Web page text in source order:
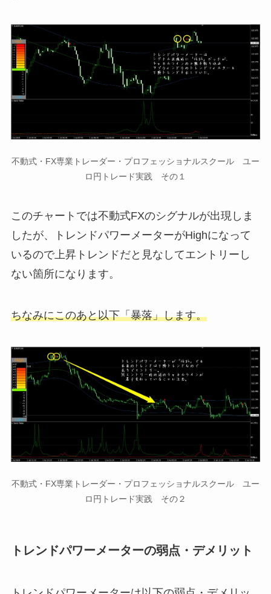
不動式・FX専業トレーダー・プロフェッショナルスクール ユー
ロ円トレード実践 その１
このチャートでは不動式FXのシグナルが出現しま
したが、トレンドパワーメーターがHighになって
いるので上昇トレンドだと見なしてエントリーし
ない箇所になります。
ちなみにこのあと以下「暴落」します。
不動式・FX専業トレーダー・プロフェッショナルスクール ユー
ロ円トレード実践 その２
トレンドパワーメーターの弱点・デメリット